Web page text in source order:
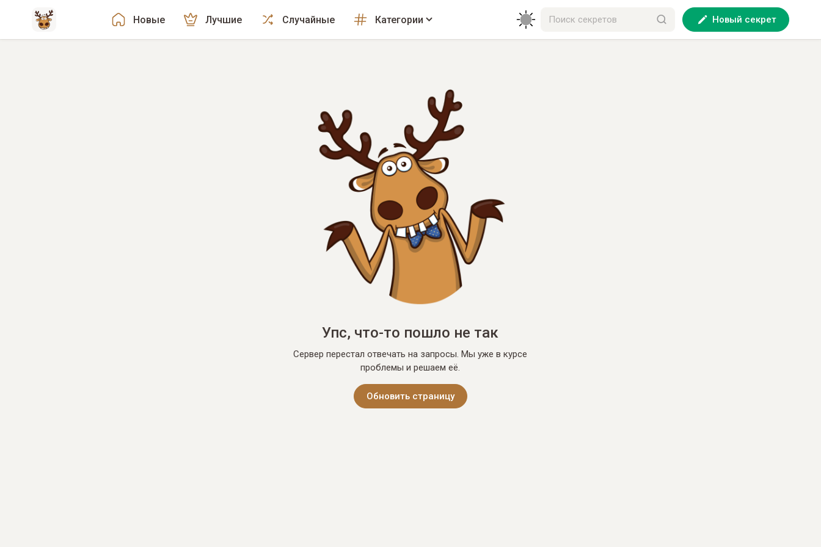
Новые Лучшие Случайные Категории Новый секрет
Упс, что-то пошло не так
Сервер перестал отвечать на запросы. Мы уже в курсе
проблемы и решаем её.
Обновить страницу